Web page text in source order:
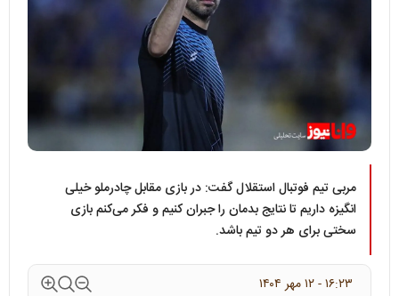
مربی تیم فوتبال استقلال گفت: در بازی مقابل چادرملو خیلی
انگیزه داریم تا نتایج بدمان را جبران کنیم و فکر می‌کنم بازی
سختی برای هر دو تیم باشد.
۱۶:۲۳ - ۱۲ مهر ۱۴۰۴